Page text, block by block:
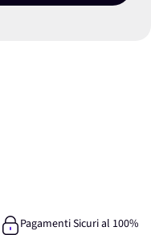
Pagamenti Sicuri al 100%